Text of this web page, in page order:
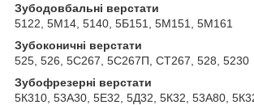
Зубодовбальні верстати
5122, 5М14, 5140, 5Б151, 5М151, 5М161
Зубоконичні верстати
525, 526, 5С267, 5С267П, СТ267, 528, 5230
Зубофрезерні верстати
5К310, 53А30, 5Е32, 5Д32, 5К32, 53А80,